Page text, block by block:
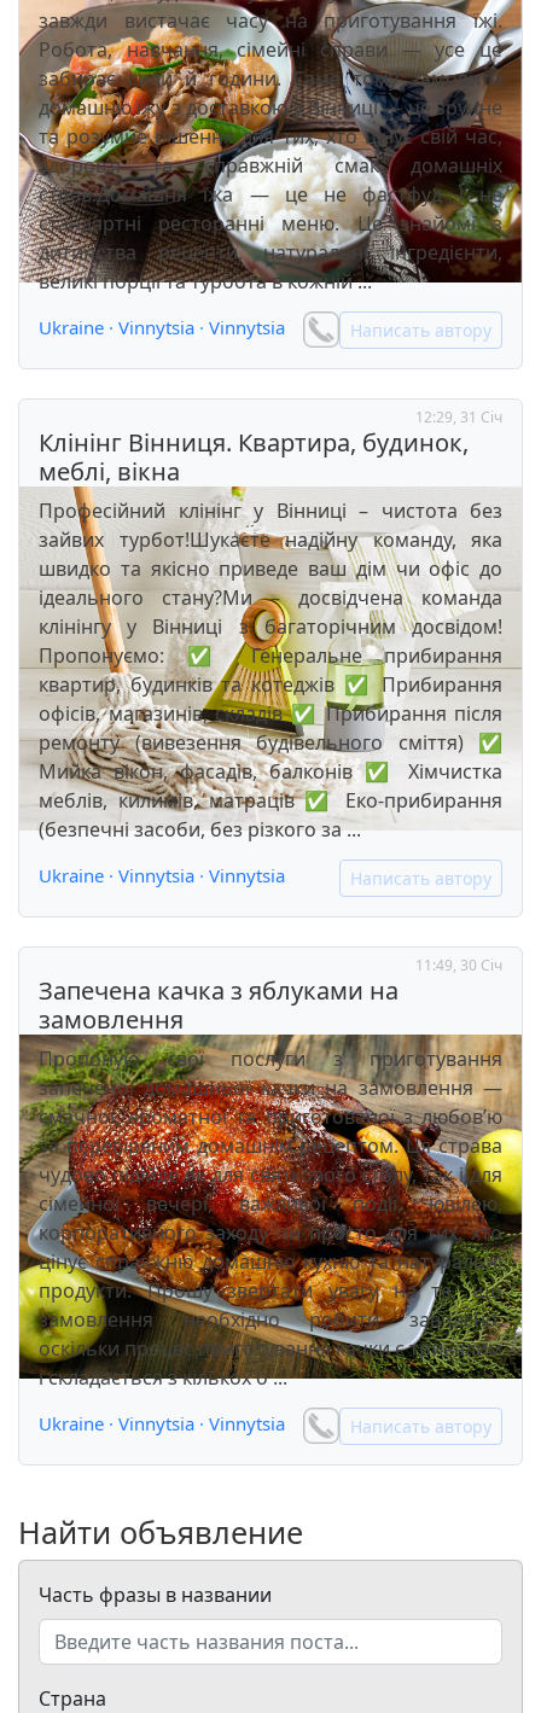
завжди вистачає часу на приготування їжі.
Робота, навчання, сімейні справи — усе це
забирає сили й години. Саме тому замовити
домашню їжу з доставкою у Вінниці — це зручне
та розумне рішення для тих, хто цінує свій час,
здоров’я та справжній смак домашніх
страв.Домашня їжа — це не фастфуд і не
стандартні ресторанні меню. Це знайомі з
дитинства рецепти, натуральні інгредієнти,
великі порції та турбота в кожній ...
Ukraine · Vinnytsia · Vinnytsia Написать автору
12:29, 31 Січ
Клінінг Вінниця. Квартира, будинок,
меблі, вікна
Професійний клінінг у Вінниці – чистота без
зайвих турбот!Шукаєте надійну команду, яка
швидко та якісно приведе ваш дім чи офіс до
ідеального стану?Ми – досвідчена команда
клінінгу у Вінниці з багаторічним досвідом!
Пропонуємо: ✅ Генеральне прибирання
квартир, будинків та котеджів ✅ Прибирання
офісів, магазинів, складів ✅ Прибирання після
ремонту (вивезення будівельного сміття) ✅
Мийка вікон, фасадів, балконів ✅ Хімчистка
меблів, килимів, матраців ✅ Еко-прибирання
(безпечні засоби, без різкого за ...
Ukraine · Vinnytsia · Vinnytsia Написать автору
11:49, 30 Січ
Запечена качка з яблуками на
замовлення
Пропоную свої послуги з приготування
запеченої домашньої качки на замовлення —
смачної, ароматної та приготованої з любов’ю
за перевіреним домашнім рецептом. Ця страва
чудово підійде як для святкового столу, так і для
сімейної вечері, важливої події, ювілею,
корпоративного заходу чи просто для тих, хто
цінує справжню домашню кухню та натуральні
продукти. Прошу звертати увагу на те, що
замовлення необхідно робити завчасно,
оскільки процес приготування качки є тривалим
і складається з кількох о ...
Ukraine · Vinnytsia · Vinnytsia Написать автору
Найти объявление
Часть фразы в названии
Страна